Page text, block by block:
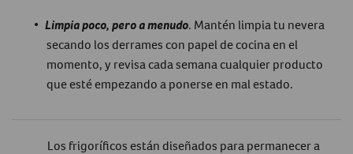
Limpia poco, pero a menudo. Mantén limpia tu nevera
secando los derrames con papel de cocina en el
momento, y revisa cada semana cualquier producto
que esté empezando a ponerse en mal estado.
Los frigoríficos están diseñados para permanecer a